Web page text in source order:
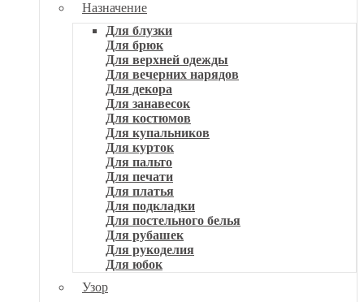
Назначение
Для блузки
Для брюк
Для верхней одежды
Для вечерних нарядов
Для декора
Для занавесок
Для костюмов
Для купальников
Для курток
Для пальто
Для печати
Для платья
Для подкладки
Для постельного белья
Для рубашек
Для рукоделия
Для юбок
Узор